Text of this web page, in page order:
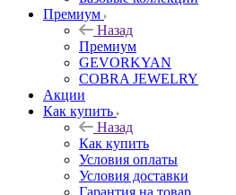
Премиум
Назад
Премиум
GEVORKYAN
COBRA JEWELRY
Акции
Как купить
Назад
Как купить
Условия оплаты
Условия доставки
Гарантия на товар